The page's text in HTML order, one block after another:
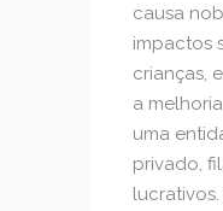
causa
impactos
crianças,
a
uma
privado,